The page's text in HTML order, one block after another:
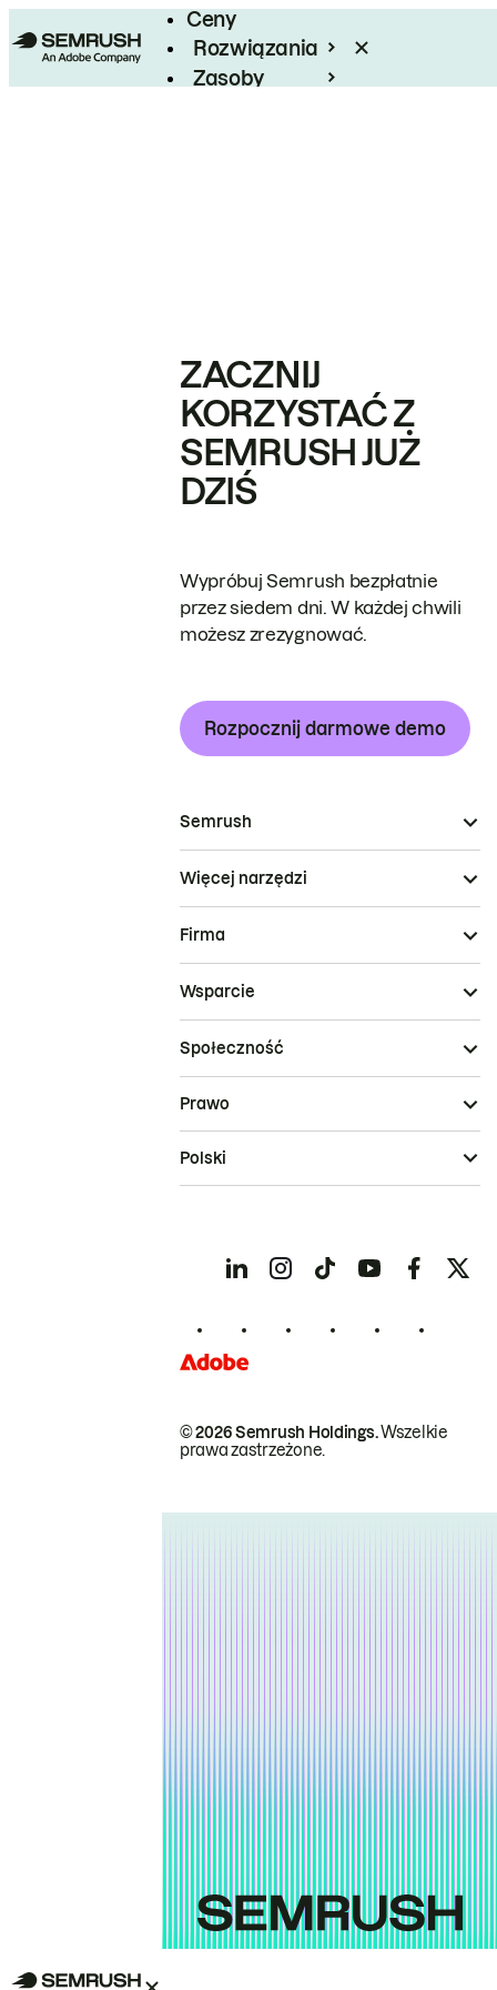
Ceny
Rozwiązania
Zasoby
ZACZNIJ
KORZYSTAĆ Z
SEMRUSH JUŻ
DZIŚ
Wypróbuj Semrush bezpłatnie
przez siedem dni. W każdej chwili
możesz zrezygnować.
Rozpocznij darmowe demo
Semrush
Więcej narzędzi
Firma
Wsparcie
Społeczność
© 2026 Semrush Holdings.Wszelkie
prawa zastrzeżone.
Prawo
Polski